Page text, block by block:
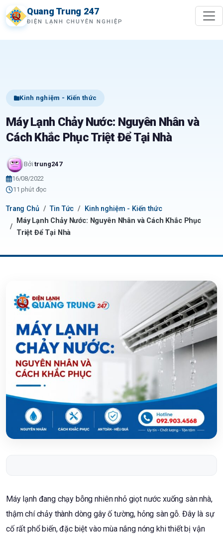
Quang Trung 247
ĐIỆN LẠNH CHUYÊN NGHIỆP
Kinh nghiệm - Kiến thức
Máy Lạnh Chảy Nước: Nguyên Nhân và
Cách Khắc Phục Triệt Để Tại Nhà
Bởitrung247
16/08/2022
11 phút đọc
Trang Chủ Tin Tức
Kinh nghiệm - Kiến thức
Máy Lạnh Chảy Nước: Nguyên Nhân và Cách Khắc Phục
Triệt Để Tại Nhà
Máy lạnh đang chạy bỗng nhiên nhỏ giọt nước xuống sàn nhà,
thậm chí chảy thành dòng gây ố tường, hỏng sàn gỗ. Đây là sự
cố rất phổ biến, đặc biệt vào mùa nắng nóng khi thiết bị vận